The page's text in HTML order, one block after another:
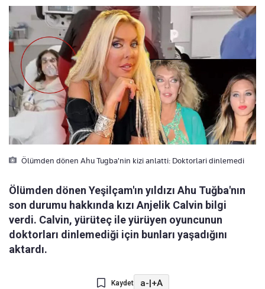
Ölümden dönen Ahu Tugba'nin kizi anlatti: Doktorlari dinlemedi
Ölümden dönen Yeşilçam'ın yıldızı Ahu Tuğba'nın
son durumu hakkında kızı Anjelik Calvin bilgi
verdi. Calvin, yürüteç ile yürüyen oyuncunun
doktorları dinlemediği için bunları yaşadığını
aktardı.
Kaydet a-|+A